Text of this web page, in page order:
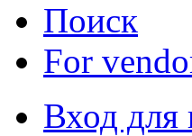
Поиск
For
Вход для